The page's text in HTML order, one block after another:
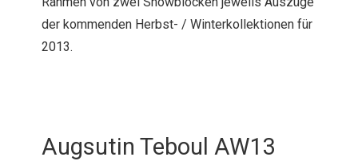
der kommenden Herbst- / Winterkollektionen für
2013.
Augsutin Teboul AW13